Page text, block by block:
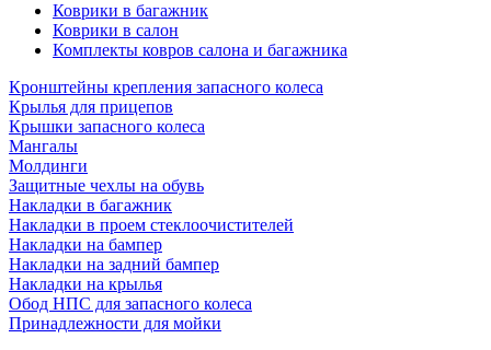
Коврики в багажник
Коврики в салон
Комплекты ковров салона и багажника
Кронштейны крепления запасного колеса
Крылья для прицепов
Крышки запасного колеса
Мангалы
Молдинги
Защитные чехлы на обувь
Накладки в багажник
Накладки в проем стеклоочистителей
Накладки на бампер
Накладки на задний бампер
Накладки на крылья
Обод НПС для запасного колеса
Принадлежности для мойки